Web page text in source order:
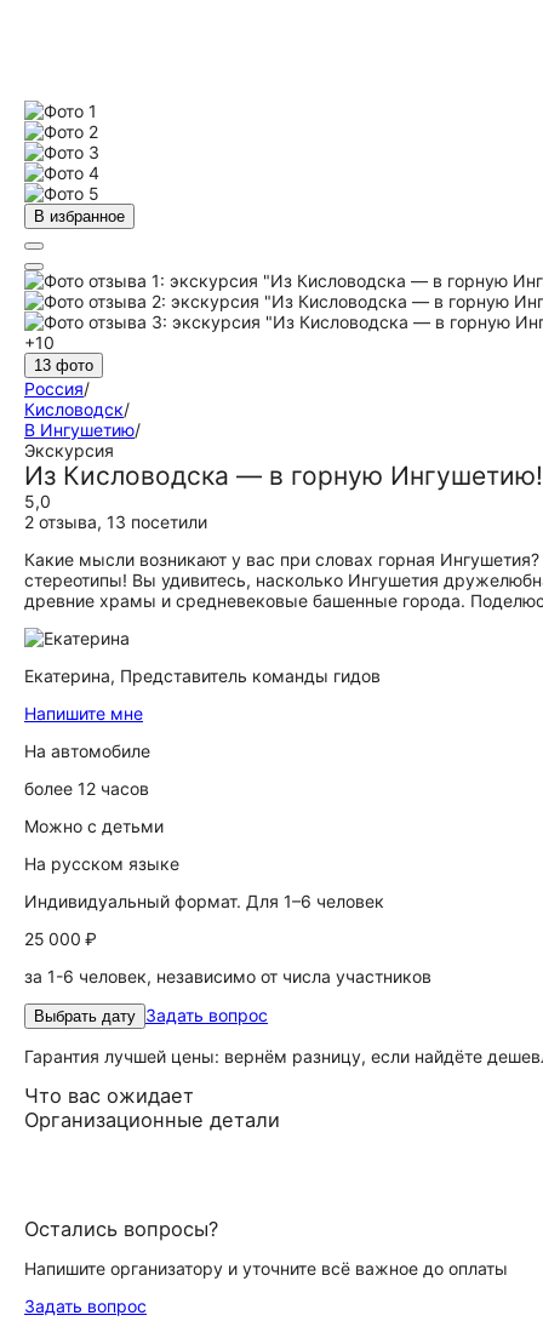
В избранное
+10
13 фото
Россия/
Кисловодск/
В Ингушетию/
Экскурсия
Из Кисловодска — в горную Ингушетию!
5,0
2 отзыва, 13 посетили
Какие мысли возникают у вас при словах горная
стереотипы! Вы удивитесь, насколько Ингушетия
древние храмы и средневековые башенные города.
Екатерина, Представитель команды гидов
Напишите мне
На автомобиле
более 12 часов
Можно с детьми
На русском языке
Индивидуальный формат. Для 1–6 человек
25 000 ₽
за 1-6 человек, независимо от числа участников
Выбрать дату Задать вопрос
Гарантия лучшей цены: вернём разницу, если найдёте
Что вас ожидает
Организационные детали
Остались вопросы?
Напишите организатору и уточните всё важное до оплаты
Задать вопрос